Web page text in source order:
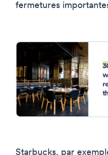
fermetures
Starbucks, par